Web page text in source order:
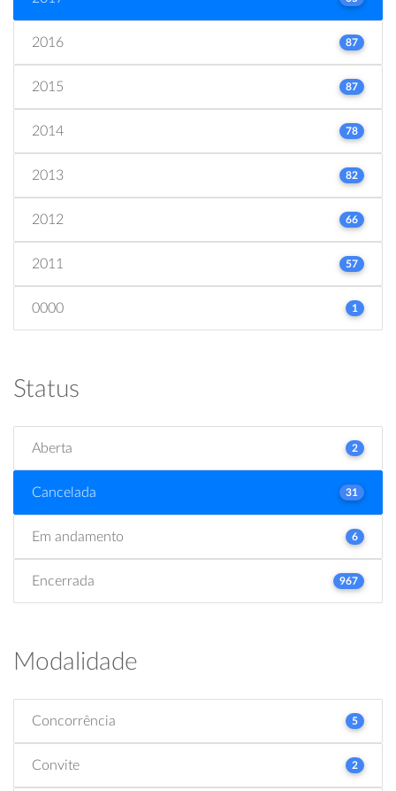
2016 87
2015 87
2014 78
2013 82
2012 66
2011 57
0000 1
Status
Aberta 2
Cancelada 31
Em andamento 6
Encerrada 967
Modalidade
Concorrência 5
Convite 2